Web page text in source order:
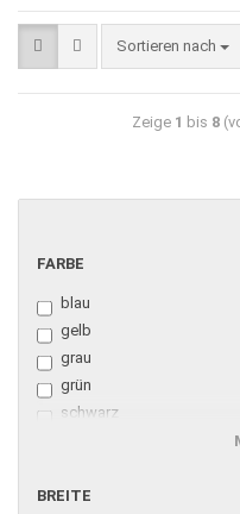
Sortieren nach
Zeige 1 bis 8
FARBE
blau
gelb
grau
grün
schwarz
braun
BREITE